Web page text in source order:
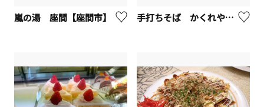
嵐の湯 座間【座間市】 手打ちそば かくれや やぶ久【座間市】